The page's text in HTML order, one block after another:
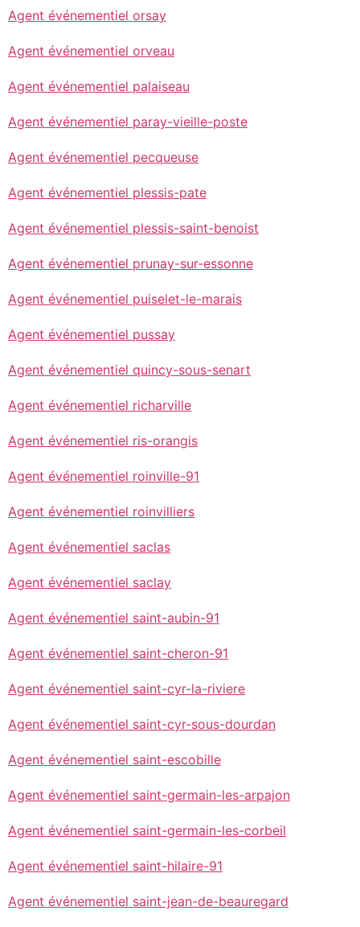
Agent événementiel orsay
Agent événementiel orveau
Agent événementiel palaiseau
Agent événementiel paray-vieille-poste
Agent événementiel pecqueuse
Agent événementiel plessis-pate
Agent événementiel plessis-saint-benoist
Agent événementiel prunay-sur-essonne
Agent événementiel puiselet-le-marais
Agent événementiel pussay
Agent événementiel quincy-sous-senart
Agent événementiel richarville
Agent événementiel ris-orangis
Agent événementiel roinville-91
Agent événementiel roinvilliers
Agent événementiel saclas
Agent événementiel saclay
Agent événementiel saint-aubin-91
Agent événementiel saint-cheron-91
Agent événementiel saint-cyr-la-riviere
Agent événementiel saint-cyr-sous-dourdan
Agent événementiel saint-escobille
Agent événementiel saint-germain-les-arpajon
Agent événementiel saint-germain-les-corbeil
Agent événementiel saint-hilaire-91
Agent événementiel saint-jean-de-beauregard